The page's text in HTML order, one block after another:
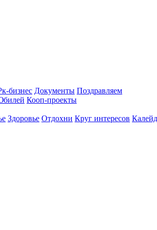
бизнес Документы Поздравляем
Кооп-проекты
Здоровье Отдохни Круг интересов